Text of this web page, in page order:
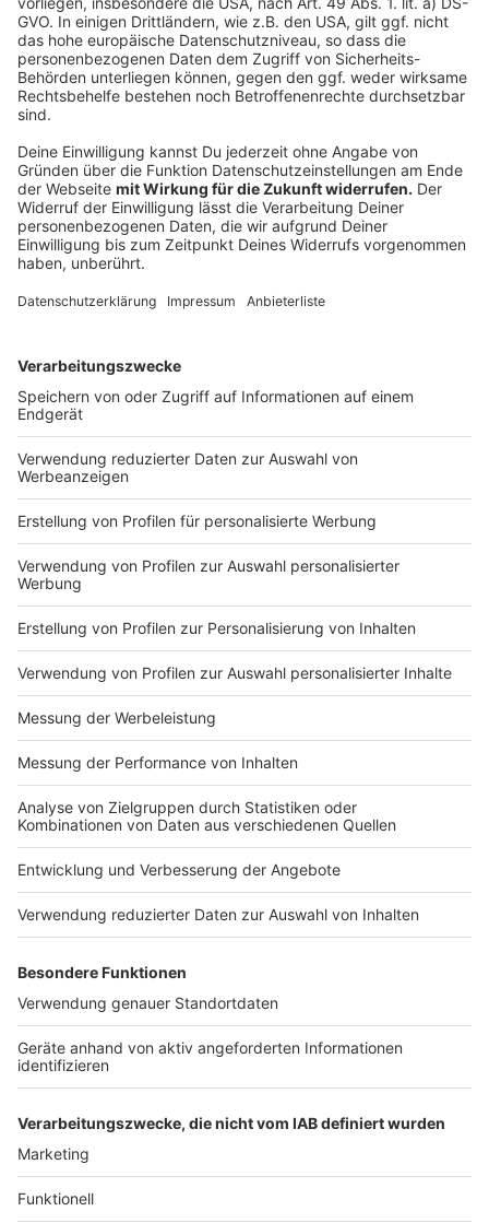
aus. In deren erster Staffel holte er sich 2004 prompt
den Sieg - und wurde so zum Dauergast auch in
anderen TV-Sendungen. Das habe ihm «rund eine halbe
Million Euro in die Kasse gespült», gab «König Costa»
offen zu. «Da soll jeder über das Dschungelcamp
denken, was er will. Auf solche Summen verzichtet
kein Künstler gerne.»
Anzeige
Liebestechnisch hatte er schon früh das große Glück
war er zudem Opa der kleinen Sophia, der Tochter von
der «Katze» und Sohn Lucas.
Auch sportlich feierte Cordalis Erfolge. So nahm er
1985 für sein Heimatland bei der Nordischen Ski-WM
in Seefeld am Skilanglauf-Wettbewerb über 30
Kilometer teil. Zwar kam er als Letzter ins Ziel, aber in
Griechenland wurde er immerhin zwei Mal
Landesmeister.
Anzeige
Später aber gab es immer häufiger gesundheitliche
Probleme: eine Bandscheiben-OP etwa, bevor er 2013
bei einem Auftritt in Chemnitz geschwächt auf der
Badezimmer seines Hauses auf Mallorca und brach
sich den Knöchel. Aber wieder kämpfte sich der
Sänger ins Leben und ins Showbiz zurück.
Anzeige
Costa Cordalis hat einmal erklärt, er hoffe, über 100
Jahre alt zu werden. Dieser Wunsch wurde ihm nicht
Anzeige